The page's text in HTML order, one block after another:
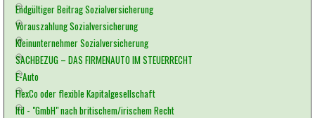
Endgültiger Beitrag Sozialversicherung
Vorauszahlung Sozialversicherung
Kleinunternehmer Sozialversicherung
SACHBEZUG – DAS FIRMENAUTO IM STEUERRECHT
E-Auto
FlexCo oder flexible Kapitalgesellschaft
ltd - "GmbH" nach britischem/irischem Recht